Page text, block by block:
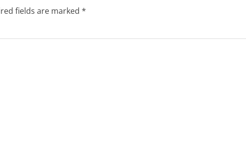
fields are marked *